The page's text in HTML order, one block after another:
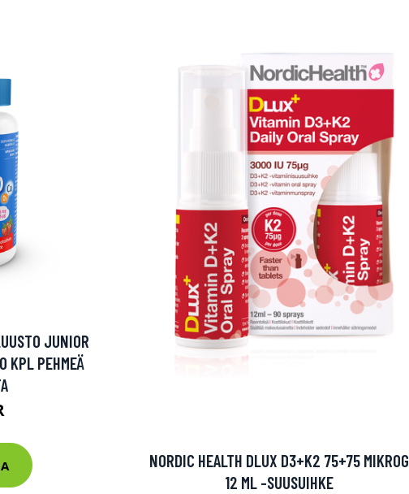
JUNIOR
KPL PEHMEÄ
NORDIC HEALTH DLUX D3+K2 75+75 MIKROG
12 ML -SUUSUIHKE
IdealofMeDin tuotteet -20 %!
terveystarkastusnyt vain 200 €
TARJOUS